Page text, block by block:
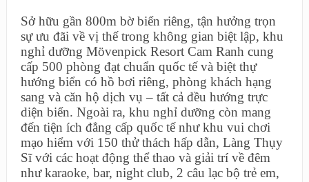
Sở hữu gần 800m bờ biển riêng, tận hưởng trọn
sự ưu đãi về vị thế trong không gian biệt lập, khu
nghỉ dưỡng Mövenpick Resort Cam Ranh cung
cấp 500 phòng đạt chuẩn quốc tế và biệt thự
hướng biển có hồ bơi riêng, phòng khách hạng
sang và căn hộ dịch vụ – tất cả đều hướng trực
diện biển. Ngoài ra, khu nghỉ dưỡng còn mang
đến tiện ích đẳng cấp quốc tế như khu vui chơi
mạo hiểm với 150 thử thách hấp dẫn, Làng Thụy
Sĩ với các hoạt động thể thao và giải trí về đêm
như karaoke, bar, night club, 2 câu lạc bộ trẻ em,